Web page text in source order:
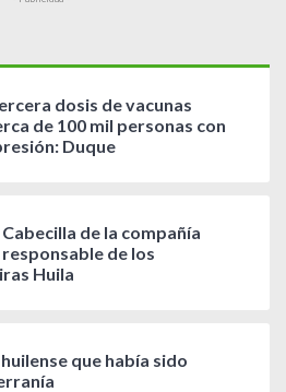
dosis de vacunas
de 100 mil personas con
Duque
Cabecilla de la compañía
responsable de los
Huila
que había sido